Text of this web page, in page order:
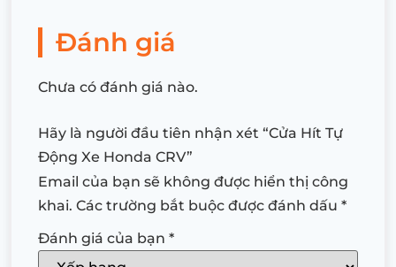
Đánh giá
Chưa có đánh giá nào.
Hãy là người đầu tiên nhận xét “Cửa Hít Tự
Động Xe Honda CRV”
Email của bạn sẽ không được hiển thị công
khai. Các trường bắt buộc được đánh dấu *
Đánh giá của bạn *